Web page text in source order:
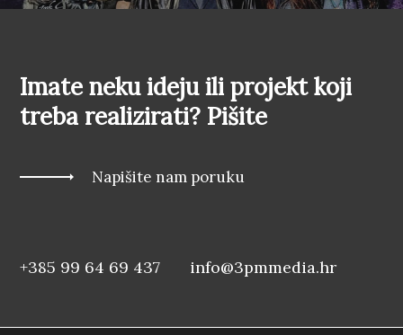
Imate neku ideju ili projekt koji
treba realizirati? Pišite
Napišite nam poruku
+385 99 64 69 437 info@3pmmedia.hr